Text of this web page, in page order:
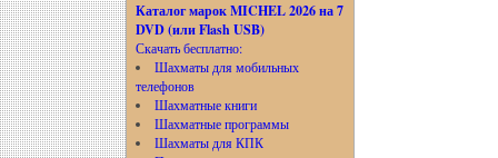
Каталог марок MICHEL 2026 на 7
DVD (или Flash USB)
Скачать бесплатно:
Шахматы для мобильных
телефонов
Шахматные книги
Шахматные программы
Шахматы для КПК